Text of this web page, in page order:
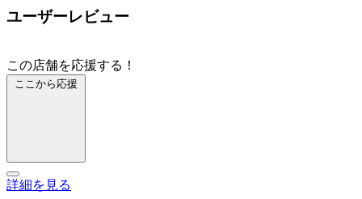
ユーザーレビュー
この店舗を応援する！
ここから応援
詳細を見る